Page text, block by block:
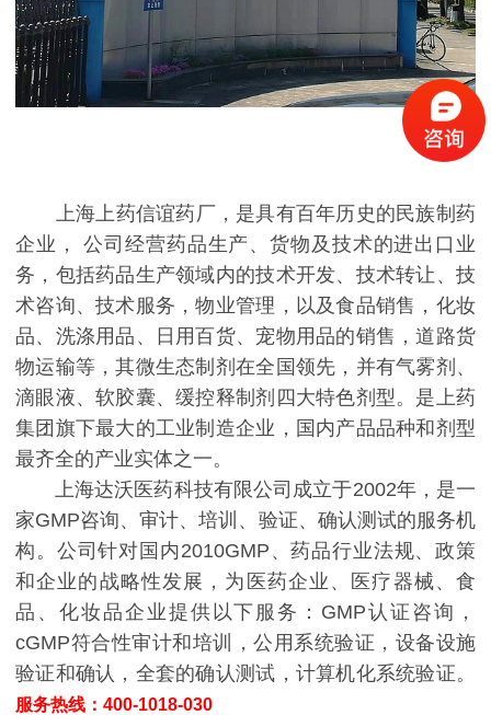
上海上药信谊药厂，是具有百年历史的民族制药
企业， 公司经营药品生产、货物及技术的进出口业
务，包括药品生产领域内的技术开发、技术转让、技
术咨询、技术服务，物业管理，以及食品销售，化妆
品、洗涤用品、日用百货、宠物用品的销售，道路货
物运输等，其微生态制剂在全国领先，并有气雾剂、
滴眼液、软胶囊、缓控释制剂四大特色剂型。是上药
集团旗下最大的工业制造企业，国内产品品种和剂型
最齐全的产业实体之一。
上海达沃医药科技有限公司成立于2002年，是一
家GMP咨询、审计、培训、验证、确认测试的服务机
构。公司针对国内2010GMP、药品行业法规、政策
和企业的战略性发展，为医药企业、医疗器械、食
品、化妆品企业提供以下服务：GMP认证咨询，
cGMP符合性审计和培训，公用系统验证，设备设施
验证和确认，全套的确认测试，计算机化系统验证。
服务热线：400-1018-030